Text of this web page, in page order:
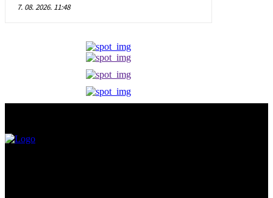
7. 08. 2026. 11:48